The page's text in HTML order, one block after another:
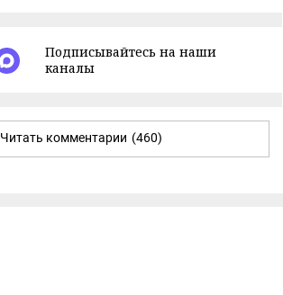
Подписывайтесь на наши
каналы
Читать комментарии (460)